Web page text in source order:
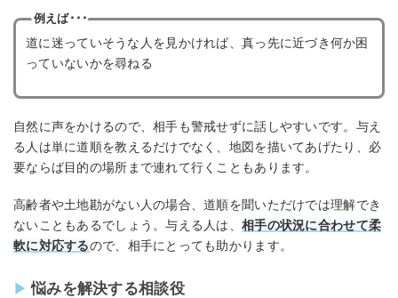
例えば･･･
道に迷っていそうな人を見かければ、真っ先に近づき何か困
っていないかを尋ねる
自然に声をかけるので、相手も警戒せずに話しやすいです。与え
る人は単に道順を教えるだけでなく、地図を描いてあげたり、必
要ならば目的の場所まで連れて行くこともあります。
高齢者や土地勘がない人の場合、道順を聞いただけでは理解でき
ないこともあるでしょう。与える人は、相手の状況に合わせて柔
軟に対応するので、相手にとっても助かります。
悩みを解決する相談役